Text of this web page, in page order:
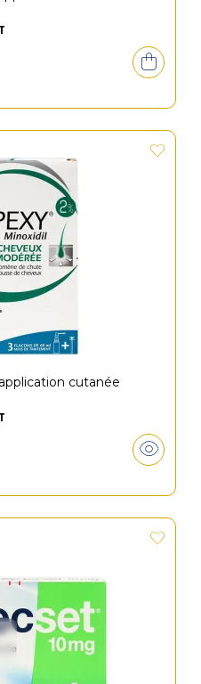
cutanée